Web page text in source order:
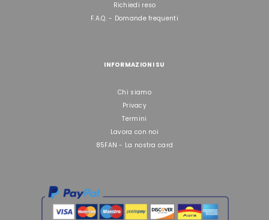
Richiedi reso
F.A.Q. - Domande frequenti
INFORMAZIONI SU
Chi siamo
Privacy
Termini
Lavora con noi
85FAN - La nostra card